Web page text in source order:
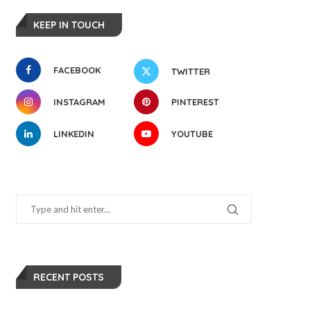
KEEP IN TOUCH
FACEBOOK TWITTER
INSTAGRAM PINTEREST
LINKEDIN YOUTUBE
RECENT POSTS